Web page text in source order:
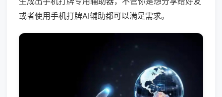
或者使用手机打牌AI辅助都可以满足需求。